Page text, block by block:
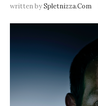
written bySpletnizza.com